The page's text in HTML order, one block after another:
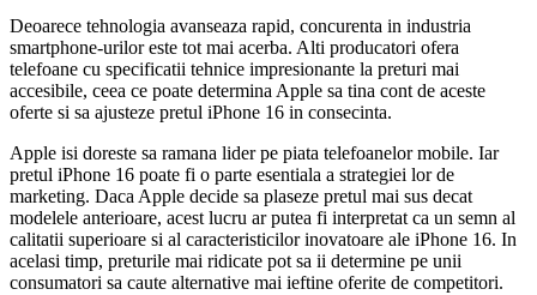
Deoarece tehnologia avanseaza rapid, concurenta in industria
smartphone-urilor este tot mai acerba. Alti producatori ofera
telefoane cu specificatii tehnice impresionante la preturi mai
accesibile, ceea ce poate determina Apple sa tina cont de aceste
oferte si sa ajusteze pretul iPhone 16 in consecinta.
Apple isi doreste sa ramana lider pe piata telefoanelor mobile. Iar
pretul iPhone 16 poate fi o parte esentiala a strategiei lor de
marketing. Daca Apple decide sa plaseze pretul mai sus decat
modelele anterioare, acest lucru ar putea fi interpretat ca un semn al
calitatii superioare si al caracteristicilor inovatoare ale iPhone 16. In
acelasi timp, preturile mai ridicate pot sa ii determine pe unii
consumatori sa caute alternative mai ieftine oferite de competitori.